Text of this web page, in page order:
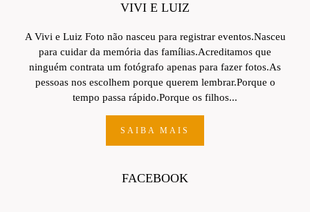
VIVI E LUIZ
A Vivi e Luiz Foto não nasceu para registrar eventos.Nasceu
para cuidar da memória das famílias.Acreditamos que
ninguém contrata um fotógrafo apenas para fazer fotos.As
pessoas nos escolhem porque querem lembrar.Porque o
tempo passa rápido.Porque os filhos...
SAIBA MAIS
FACEBOOK